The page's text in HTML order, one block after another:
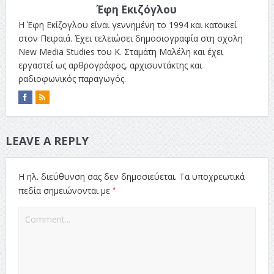
Έφη Εκιζόγλου
Η Έφη Εκίζογλου είναι γεννημένη το 1994 και κατοικεί
στον Πειραιά. Έχει τελειώσει δημοσιογραφία στη σχολη
New Media Studies του Κ. Σταμάτη Μαλέλη και έχει
εργαστεί ως αρθρογράφος, αρχισυντάκτης και
ραδιοφωνικός παραγωγός.
LEAVE A REPLY
Η ηλ. διεύθυνση σας δεν δημοσιεύεται. Τα υποχρεωτικά
πεδία σημειώνονται με *